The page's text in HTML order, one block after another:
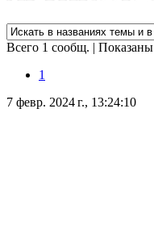
Всего 1 сообщ. | Показаны
1
7 февр. 2024 г., 13:24:10